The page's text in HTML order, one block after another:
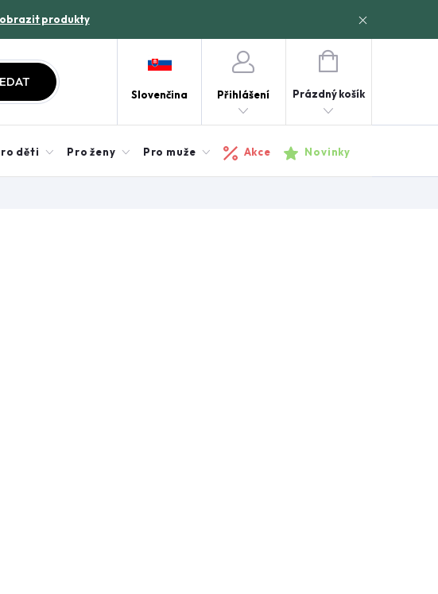
produkty
Slovenčina Přihlášení
NÁKUPNÍ
Prázdný košík
děti Pro ženy Pro muže Akce Novinky